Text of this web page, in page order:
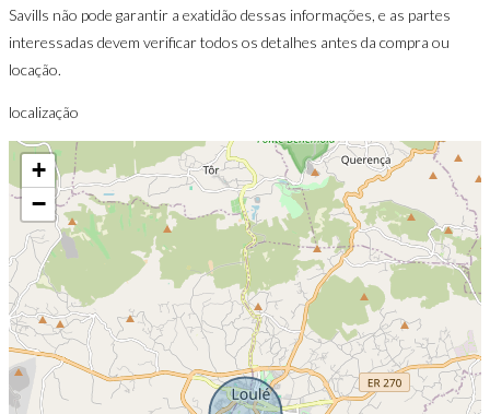
Savills não pode garantir a exatidão dessas informações, e as partes
interessadas devem verificar todos os detalhes antes da compra ou
locação.
localização
+
−